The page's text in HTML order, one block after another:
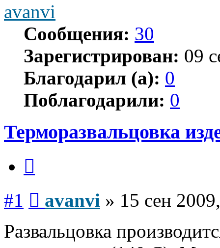
avanvi
Сообщения: 30
Зарегистрирован: 09
Благодарил (а): 0
Поблагодарили: 0
Терморазвальцовка
#1 avanvi » 15 сен
Развальцовка